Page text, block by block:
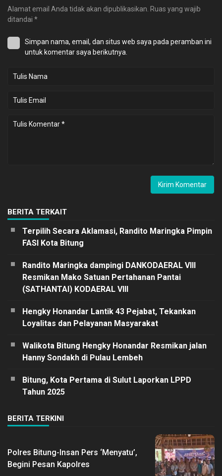
Alamat email Anda tidak akan dipublikasikan. Ruas yang wajib
ditandai *
Simpan nama, email, dan situs web saya pada peramban ini
untuk komentar saya berikutnya.
BERITA TERKAIT
Terpilih Secara Aklamasi, Randito Maringka Pimpin
FASI Kota Bitung
Randito Maringka dampingi DANKODAERAL VIII
Resmikan Mako Satuan Pertahanan Pantai
(SATHANTAI) KODAERAL VIII
Hengky Honandar Lantik 43 Pejabat, Tekankan
Loyalitas dan Pelayanan Masyarakat
Walikota Bitung Hengky Honandar Resmikan jalan
Hanny Sondakh di Pulau Lembeh
Bitung, Kota Pertama di Sulut Laporkan LPPD
Tahun 2025
BERITA TERKINI
Polres Bitung-Insan Pers ‘Menyatu’,
Begini Pesan Kapolres